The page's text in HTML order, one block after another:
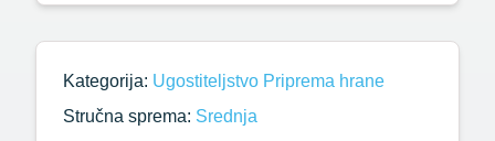
Kategorija: Ugostiteljstvo Priprema hrane
Stručna sprema: Srednja